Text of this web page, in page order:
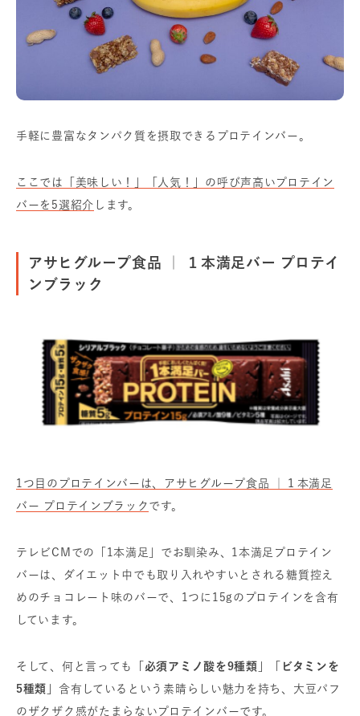
手軽に豊富なタンパク質を摂取できるプロテインバー。
ここでは「美味しい！」「人気！」の呼び声高いプロテイン
バーを5選紹介 します。
アサヒグループ食品 ｜ １本満足バー プロテイ
ンブラック
1つ目のプロテインバーは、アサヒグループ食品 ｜１本満足
バー プロテインブラック です。
テレビCMでの「1本満足」でお馴染み、1本満足プロテイン
バーは、ダイエット中でも取り入れやすいとされる糖質控え
めのチョコレート味のバーで、1つに15gのプロテインを含有
しています。
そして、何と言っても
「必須アミノ酸を9種類」「ビタミンを
5種類」 含有しているという素晴らしい魅力を持ち、大豆パフ
のザクザク感がたまらないプロテインバーです。